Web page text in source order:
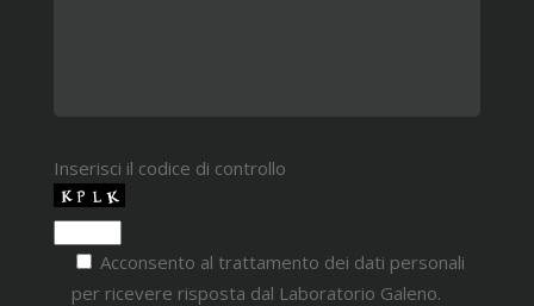
Inserisci il codice di controllo
Acconsento al trattamento dei dati personali
per ricevere risposta dal Laboratorio Galeno.